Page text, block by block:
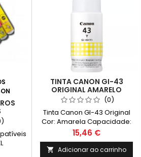
TINTA CANON GI-43
ORIGINAL AMARELO
(0)
Tinta Canon GI-43 Original
Cor: Amarela Capacidade:
3800 Páginas* *Rendimento
médio de páginas: (Média
com base na norma ISO/IEC
Preço
15,46 €
 Adicionar ao carrinho